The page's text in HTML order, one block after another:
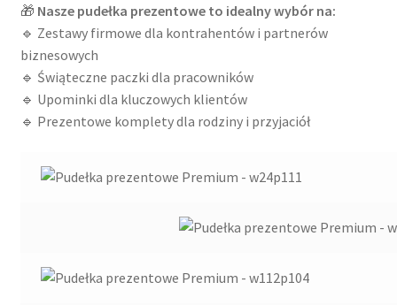
Obserwowane
Oferta na wino
Polityka prywatności
Polityka prywatności
🎁 Nasze pudełka prezentowe to idealny wybór na:
🔹 Zestawy firmowe dla kontrahentów i partnerów
biznesowych
🔹 Świąteczne paczki dla pracowników
🔹 Upominki dla kluczowych klientów
🔹 Prezentowe komplety dla rodziny i przyjaciół